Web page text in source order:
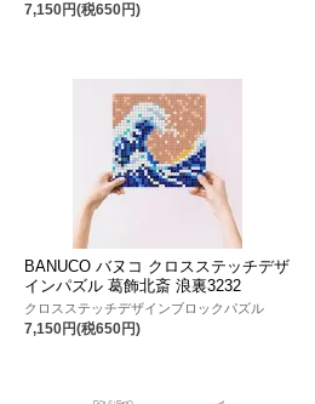
7,150円(税650円)
BANUCO バヌコ クロスステッチデザ
インパズル 葛飾北斎 浪裏3232
クロスステッチデザインブロックパズル
7,150円(税650円)